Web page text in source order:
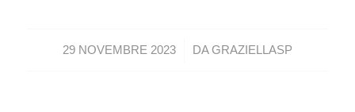
29 NOVEMBRE 2023
/ DAGRAZIELLASP